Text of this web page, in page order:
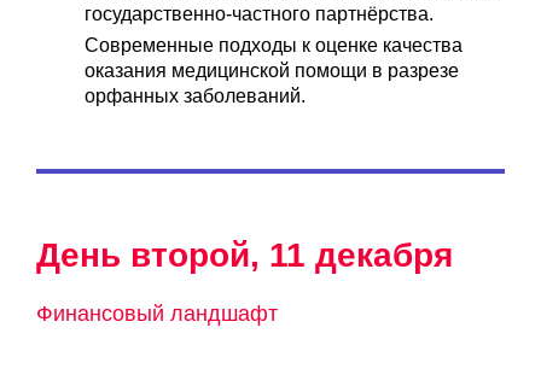
государственно-частного партнёрства.
Современные подходы к оценке качества
оказания медицинской помощи в разрезе
орфанных заболеваний.
День второй, 11 декабря
Финансовый ландшафт